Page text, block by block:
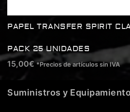
PAPEL TRANSFER SPIRIT
PACK 25 UNIDADES
15,00€ *Precios de artículos sin IVA
Suministros y